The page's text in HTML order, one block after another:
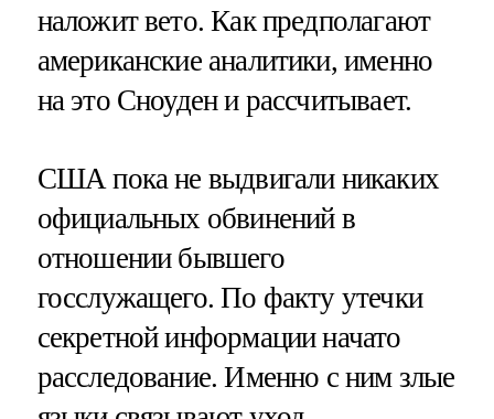
наложит вето. Как предполагают
американские аналитики, именно
на это Сноуден и рассчитывает.
США пока не выдвигали никаких
официальных обвинений в
отношении бывшего
госслужащего. По факту утечки
секретной информации начато
расследование. Именно с ним злые